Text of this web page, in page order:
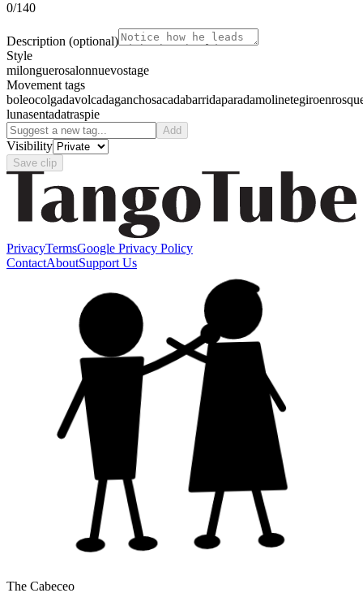
0/140
Description (optional)
Style
milonguerosalonnuevostage
Movement tags
boleocolgadavolcadaganchosacadabarridaparadamolinetegiro
lunasentadatraspie
Add
Visibility
Save clip
PrivacyTermsGoogle Privacy Policy
ContactAboutSupport Us
The Cabeceo